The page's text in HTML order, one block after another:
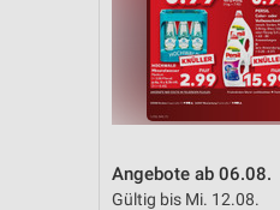
Angebote ab 06.08.
Gültig bis Mi. 12.08.
Nicht-IAB-Verarbeitungszwecke: